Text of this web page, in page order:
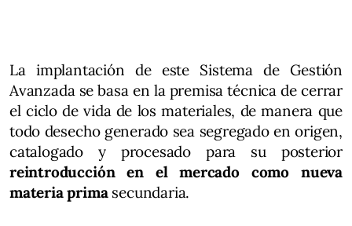
La implantación de este Sistema de Gestión
Avanzada se basa en la premisa técnica de cerrar
el ciclo de vida de los materiales, de manera que
todo desecho generado sea segregado en origen,
catalogado y procesado para su posterior
reintroducción en el mercado como nueva
materia primasecundaria.